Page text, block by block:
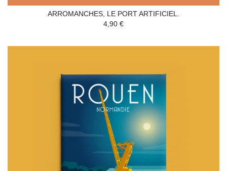
ARROMANCHES, LE PORT ARTIFICIEL.
4,90 €